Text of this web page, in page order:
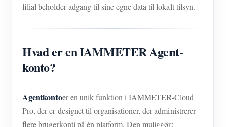
filial beholder adgang til sine egne data til lokalt tilsyn.
Hvad er en IAMMETER Agent-
konto?
Agentkontoer en unik funktion i IAMMETER-Cloud
Pro, der er designet til organisationer, der administrerer
flere brugerkonti på én platform. Den muliggør: